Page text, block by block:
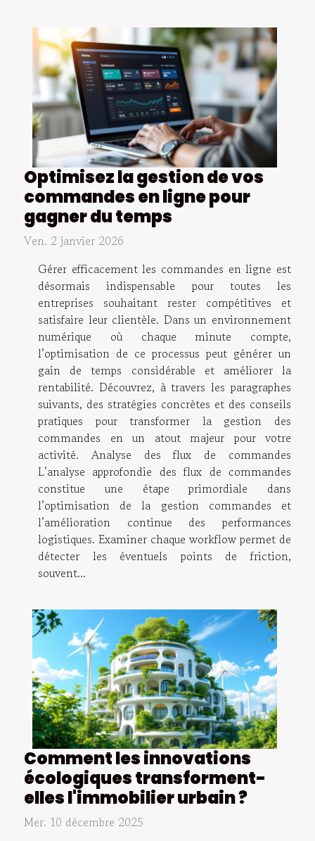
Optimisez la gestion de vos
commandes en ligne pour
gagner du temps
Ven. 2 janvier 2026
Gérer efficacement les commandes en ligne est
désormais indispensable pour toutes les
entreprises souhaitant rester compétitives et
satisfaire leur clientèle. Dans un environnement
numérique où chaque minute compte,
l’optimisation de ce processus peut générer un
gain de temps considérable et améliorer la
rentabilité. Découvrez, à travers les paragraphes
suivants, des stratégies concrètes et des conseils
pratiques pour transformer la gestion des
commandes en un atout majeur pour votre
activité. Analyse des flux de commandes
L’analyse approfondie des flux de commandes
constitue une étape primordiale dans
l’optimisation de la gestion commandes et
l’amélioration continue des performances
logistiques. Examiner chaque workflow permet de
détecter les éventuels points de friction,
souvent...
Comment les innovations
écologiques transforment-
elles l'immobilier urbain ?
Mer. 10 décembre 2025